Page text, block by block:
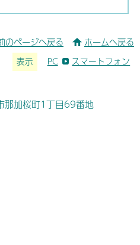
のページへ戻る ホームへ戻る
表示 PC スマートフォン
加桜町1丁目69番地